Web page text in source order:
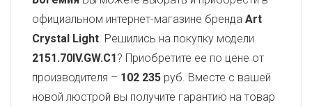
официальном интернет-магазине бренда Art
Crystal Light. Решились на покупку модели
2151.70IV.GW.C1? Приобретите ее по цене от
производителя – 102 235 руб. Вместе с вашей
новой люстрой вы получите гарантию на товар